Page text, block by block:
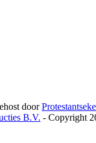
door
B.V. - Copyright